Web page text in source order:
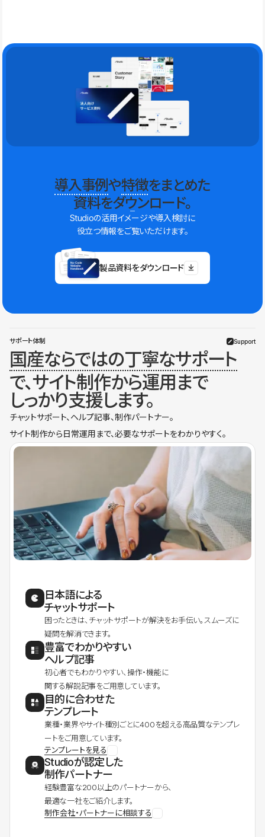
導入事例や特徴をまとめた
資料をダウンロード。
Studioの活用イメージや導入検討に
役立つ情報をご覧いただけます。
製品資料をダウンロード
サポート体制 Support
国産ならではの丁寧なサポート
で、サイト制作から運用まで
しっかり支援します。
チャットサポート、ヘルプ記事、制作パートナー。
サイト制作から日常運用まで、必要なサポートをわかりやすく。
日本語による
チャットサポート
困ったときは、チャットサポートが解決をお手伝い。スムーズに
疑問を解消できます。
豊富でわかりやすい
ヘルプ記事
初心者でもわかりやすい、操作・機能に
関する解説記事をご用意しています。
目的に合わせた
テンプレート
業種・業界やサイト種別ごとに400を超える高品質なテンプレ
ートをご用意しています。
テンプレートを見る
Studioが認定した
制作パートナー
経験豊富な200以上のパートナーから、
最適な一社をご紹介します。
制作会社・パートナーに相談する